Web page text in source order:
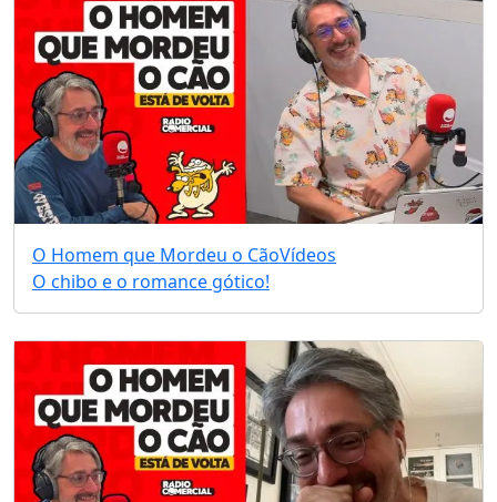
O Homem que Mordeu o CãoVídeos
O chibo e o romance gótico!